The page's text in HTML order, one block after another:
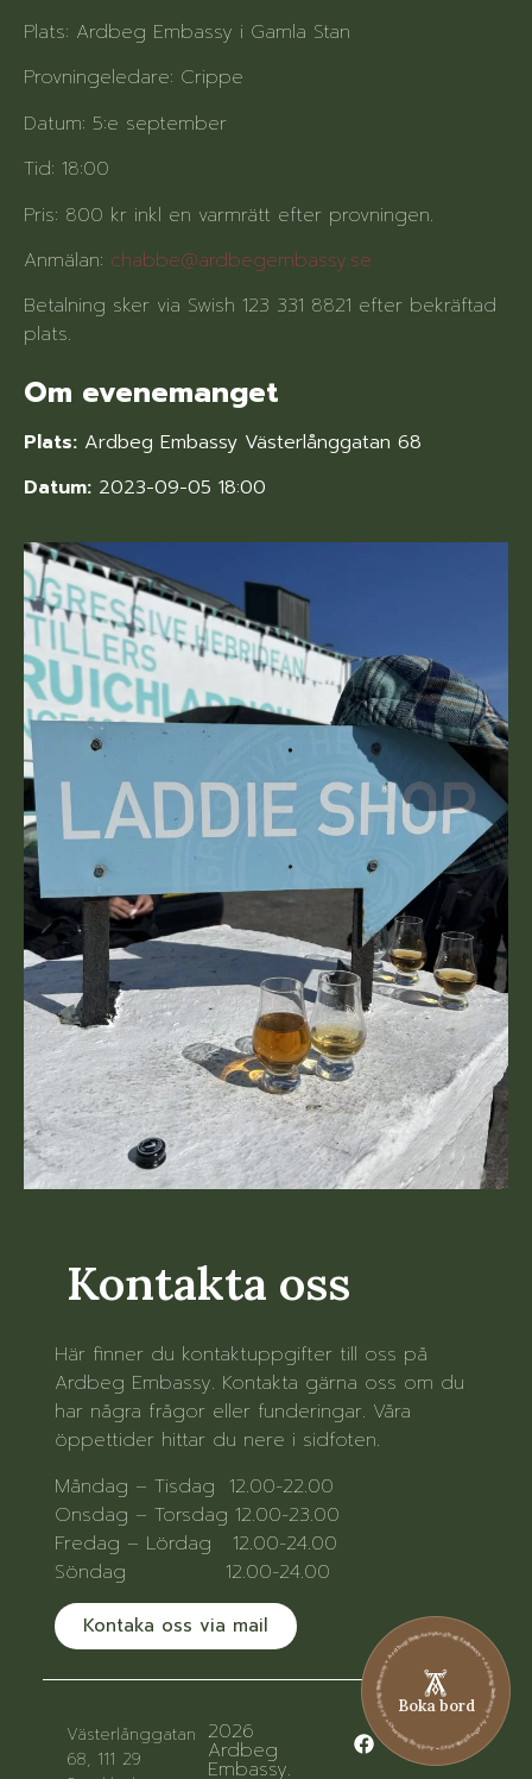
Plats: Ardbeg Embassy i Gamla Stan
Provningeledare: Crippe
Datum: 5:e september
Tid: 18:00
Pris: 800 kr inkl en varmrätt efter provningen.
Anmälan: chabbe@ardbegembassy.se
Betalning sker via Swish 123 331 8821 efter bekräftad
plats.
Om evenemanget
Plats: Ardbeg Embassy Västerlånggatan 68
Datum: 2023-09-05 18:00
Ardbeg Embassy • Ardbeg Embassy • Ardbeg Embassy • Ardbeg Embassy • Ardbeg Embassy • Ardbeg Embassy
Boka bord
Kontakta oss
Här finner du kontaktuppgifter till oss på
Ardbeg Embassy. Kontakta gärna oss om du
har några frågor eller funderingar. Våra
öppettider hittar du nere i sidfoten.
Måndag – Tisdag 12.00-22.00
Onsdag – Torsdag 12.00-23.00
Fredag – Lördag 12.00-24.00
Söndag 12.00-24.00
Kontaka oss via mail
Västerlånggatan
68, 111 29
2026
Ardbeg
Embassy.